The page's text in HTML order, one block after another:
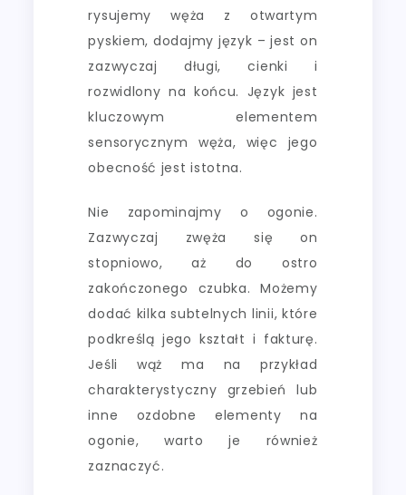
rysujemy węża z otwartym
pyskiem, dodajmy język – jest on
zazwyczaj długi, cienki i
rozwidlony na końcu. Język jest
kluczowym elementem
sensorycznym węża, więc jego
obecność jest istotna.
Nie zapominajmy o ogonie.
Zazwyczaj zwęża się on
stopniowo, aż do ostro
zakończonego czubka. Możemy
dodać kilka subtelnych linii, które
podkreślą jego kształt i fakturę.
Jeśli wąż ma na przykład
charakterystyczny grzebień lub
inne ozdobne elementy na
ogonie, warto je również
zaznaczyć.